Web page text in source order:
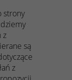
strony
z
są
z